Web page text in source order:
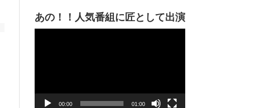
あの！！人気番組に匠として出演
ー
00:00 01:00